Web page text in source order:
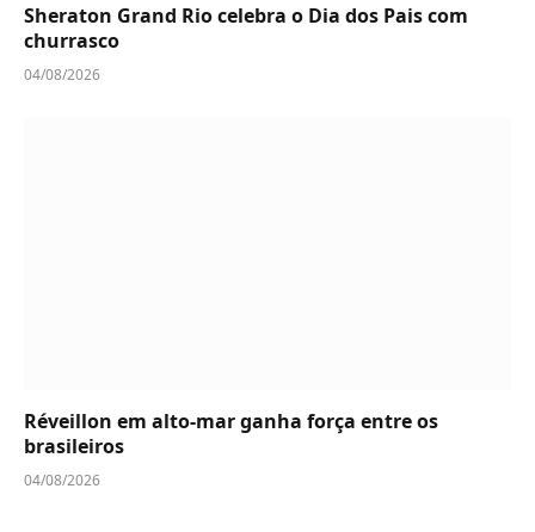
Sheraton Grand Rio celebra o Dia dos Pais com
churrasco
04/08/2026
Réveillon em alto-mar ganha força entre os
brasileiros
04/08/2026